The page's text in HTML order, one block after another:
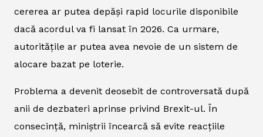
cererea ar putea depăși rapid locurile disponibile
dacă acordul va fi lansat în 2026. Ca urmare,
autoritățile ar putea avea nevoie de un sistem de
alocare bazat pe loterie.
Problema a devenit deosebit de controversată după
anii de dezbateri aprinse privind Brexit-ul. În
consecință, miniștrii încearcă să evite reacțiile